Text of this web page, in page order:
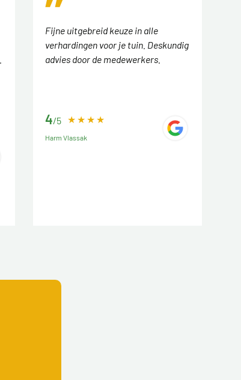
Fijne uitgebreid keuze in alle
verhardingen voor je tuin. Deskundig
advies door de medewerkers.
4/5
Harm Vlassak